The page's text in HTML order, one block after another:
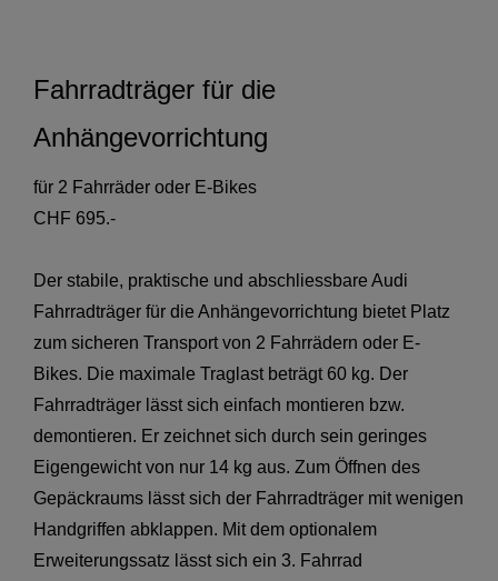
Fahrradträger für die
Anhängevorrichtung
für 2 Fahrräder oder E-Bikes
CHF 695.-
Der stabile, praktische und abschliessbare Audi
Fahrradträger für die Anhängevorrichtung bietet Platz
zum sicheren Transport von 2 Fahrrädern oder E-
Bikes. Die maximale Traglast beträgt 60 kg. Der
Fahrradträger lässt sich einfach montieren bzw.
demontieren. Er zeichnet sich durch sein geringes
Eigengewicht von nur 14 kg aus. Zum Öffnen des
Gepäckraums lässt sich der Fahrradträger mit wenigen
Handgriffen abklappen. Mit dem optionalem
Erweiterungssatz lässt sich ein 3. Fahrrad